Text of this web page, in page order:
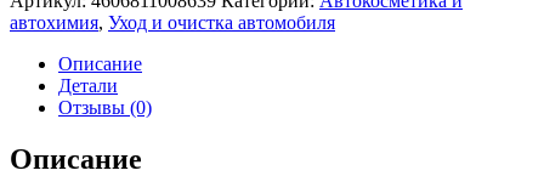
автохимия, Уход и очистка автомобиля
Описание
Детали
Отзывы (0)
Описание